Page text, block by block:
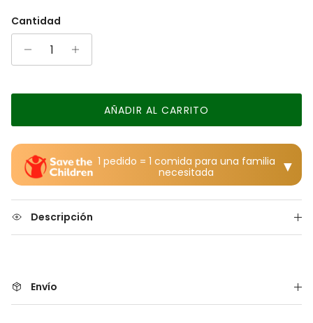
Cantidad
AÑADIR AL CARRITO
1 pedido = 1 comida para una familia
necesitada
▼
Descripción
Envío